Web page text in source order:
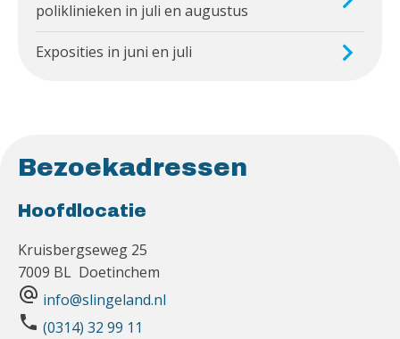
poliklinieken in juli en augustus
Exposities in juni en juli
Bezoekadressen
Hoofdlocatie
Kruisbergseweg 25
7009 BL Doetinchem
alternate_email info@slingeland.nl
phone (0314) 32 99 11